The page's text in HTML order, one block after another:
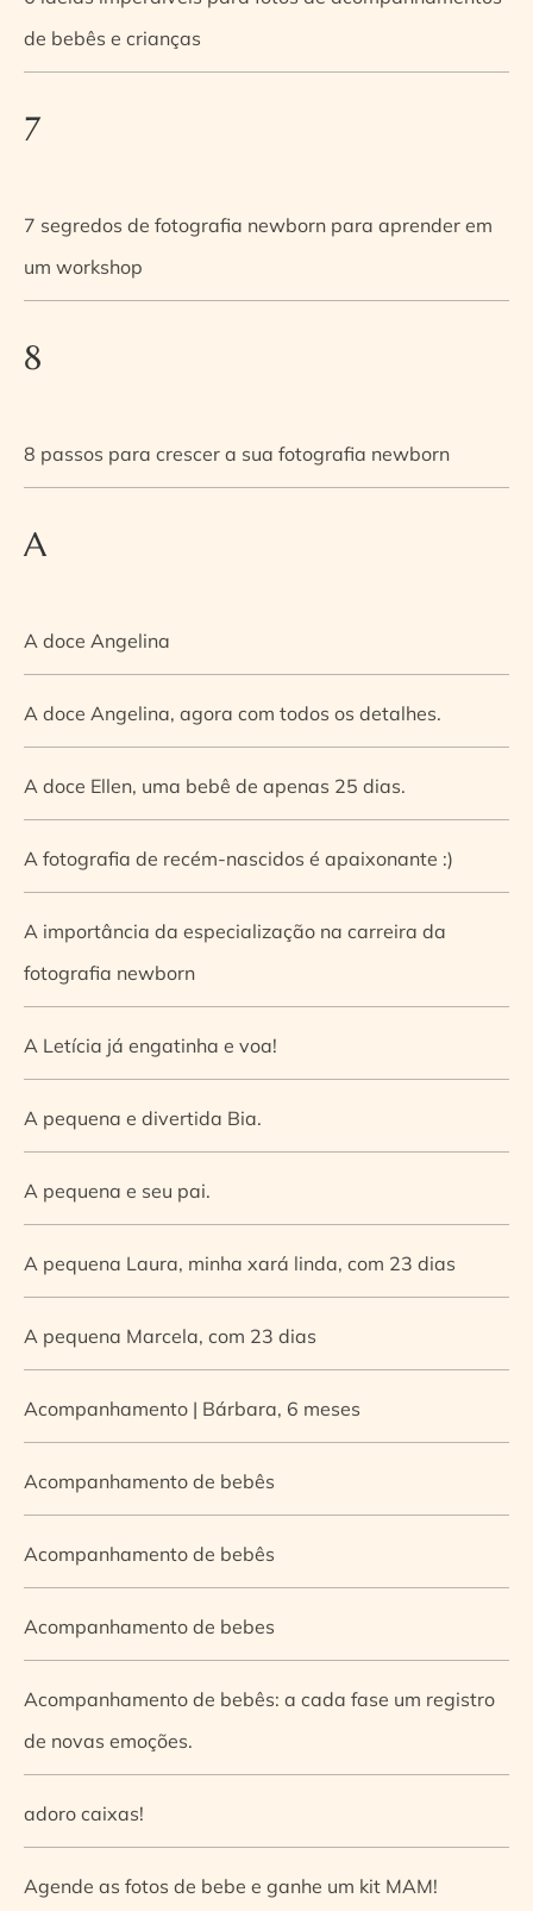
de bebês e crianças
7
7 segredos de fotografia newborn para aprender em
um workshop
8
8 passos para crescer a sua fotografia newborn
A
A doce Angelina
A doce Angelina, agora com todos os detalhes.
A doce Ellen, uma bebê de apenas 25 dias.
A fotografia de recém-nascidos é apaixonante :)
A importância da especialização na carreira da
fotografia newborn
A Letícia já engatinha e voa!
A pequena e divertida Bia.
A pequena e seu pai.
A pequena Laura, minha xará linda, com 23 dias
A pequena Marcela, com 23 dias
Acompanhamento | Bárbara, 6 meses
Acompanhamento de bebês
Acompanhamento de bebês
Acompanhamento de bebes
Acompanhamento de bebês: a cada fase um registro
de novas emoções.
adoro caixas!
Agende as fotos de bebe e ganhe um kit MAM!